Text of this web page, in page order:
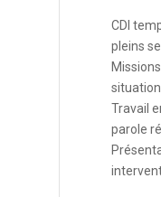
CDI
pleins
situation
Travail
parole